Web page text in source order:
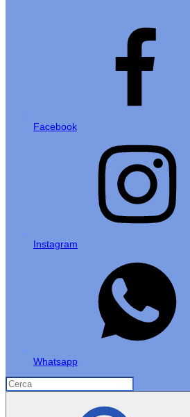
Facebook
Instagram
Whatsapp